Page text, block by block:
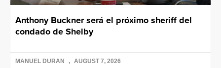
Anthony Buckner será el próximo sheriff del
condado de Shelby
MANUEL DURAN AUGUST 7, 2026